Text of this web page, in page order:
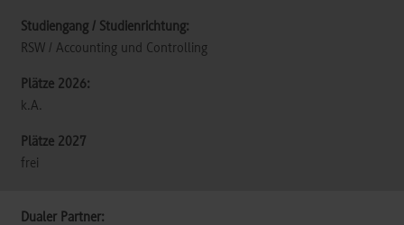
RSW / Accounting und Controlling
k.A.
frei